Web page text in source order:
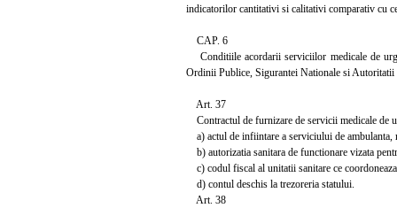
indicatorilor cantitativi si calitativi comparativ cu
CAP. 6
Conditiile acordarii serviciilor medicale de
Ordinii Publice, Sigurantei Nationale si Autoritatii
Art. 37
Contractul de furnizare de servicii medicale de
a) actul de infiintare a serviciului de
b) autorizatia sanitara de functionare vizata
c) codul fiscal al unitatii sanitare ce
d) contul deschis la trezoreria statului.
Art. 38